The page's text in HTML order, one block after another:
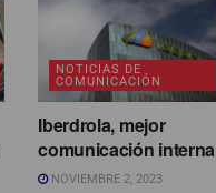
NOTICIAS DE
COMUNICACIÓN
Iberdrola, mejor
comunicación interna
NOVIEMBRE 2, 2023